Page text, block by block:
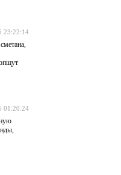
23:22:14
01:20:24